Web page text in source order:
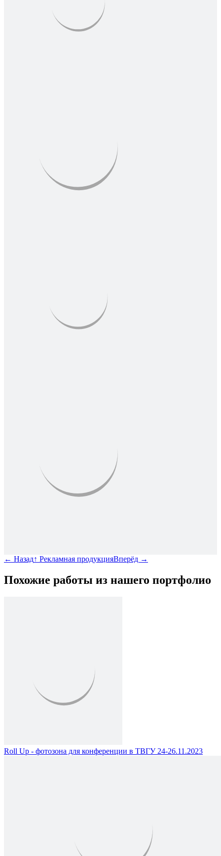
← Назад↑ Рекламная продукцияВперёд →
Похожие работы из нашего портфолио
Roll Up - фотозона для конференции в ТВГУ 24-26.11.2023